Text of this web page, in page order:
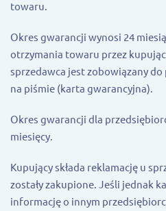
towaru.
Okres gwarancji wynosi 24
otrzymania towaru przez
sprzedawca jest zobowiązany
na piśmie (karta gwarancyjna).
Okres gwarancji dla
miesięcy.
Kupujący składa reklamację u
zostały zakupione. Jeśli jednak
informację o innym